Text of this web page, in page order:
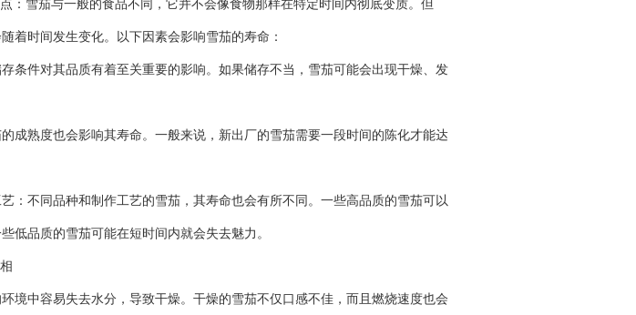
：雪茄与一般的食品不同，它并不会像食物那样在特定时间内彻底变质。但
着时间发生变化。以下因素会影响雪茄的寿命：
条件对其品质有着至关重要的影响。如果储存不当，雪茄可能会出现干燥、发
成熟度也会影响其寿命。一般来说，新出厂的雪茄需要一段时间的陈化才能达
：不同品种和制作工艺的雪茄，其寿命也会有所不同。一些高品质的雪茄可以
低品质的雪茄可能在短时间内就会失去魅力。
境中容易失去水分，导致干燥。干燥的雪茄不仅口感不佳，而且燃烧速度也会